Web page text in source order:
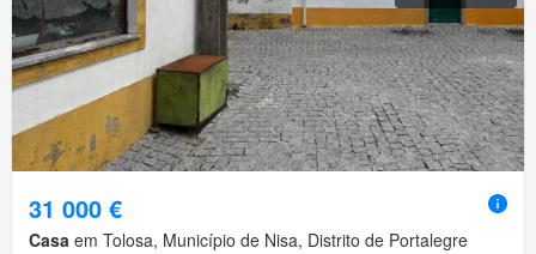
31 000 €
Casa em Tolosa, Município de Nisa, Distrito de Portalegre